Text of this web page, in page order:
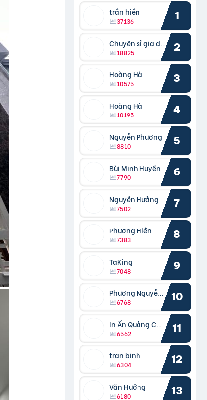
trần hiền
37136 1
Chuyên sỉ gia dụng
18825 2
Hoàng Hà
10575 3
Hoàng Hà
10195 4
Nguyễn Phương
8810 5
Bùi Minh Huyền
7790 6
Nguyễn Hưởng
7502 7
Phương Hiền
7383 8
TaKing
7048 9
Phượng Nguyễn Phượng
6768 10
In Ấn Quảng Cáo Cần Thơ
6562 11
tran binh
6304 12
Văn Hưởng
6180 13